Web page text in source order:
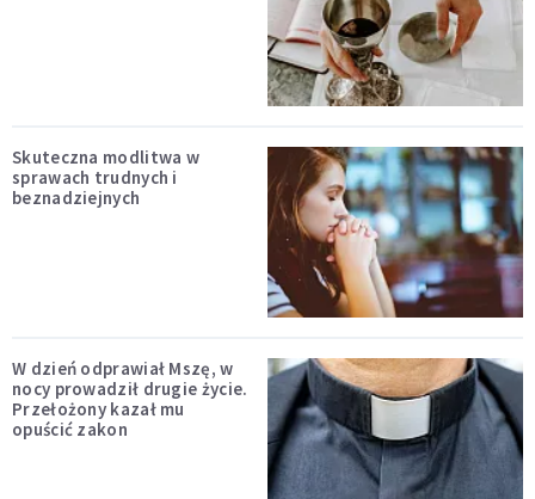
Skuteczna modlitwa w
sprawach trudnych i
beznadziejnych
W dzień odprawiał Mszę, w
nocy prowadził drugie życie.
Przełożony kazał mu
opuścić zakon